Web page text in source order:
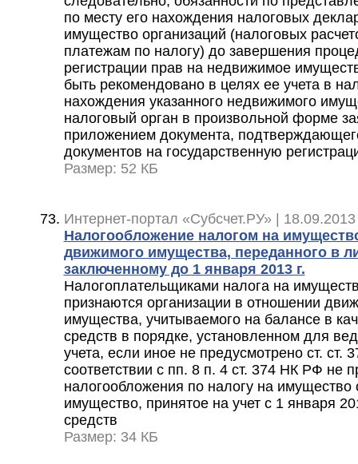
по месту его нахождения налоговых
имущество организаций (налоговых
платежам по налогу) до завершения
регистрации прав на недвижимое
быть рекомендовано в целях ее учета в
нахождения указанного недвижимого
налоговый орган в произвольной форме
приложением документа,
документов на государственную
Размер: 52 КБ
Интернет-портал «Субсчет.РУ» |
Налогообложение налогом на
движимого имущества, переданного в
заключенному до 1 января 2013 г.
Налогоплательщиками налога на
признаются организации в отношении
имущества, учитываемого на балансе в
средств в порядке, установленном для
учета, если иное не предусмотрено ст.
соответствии с пп. 8 п. 4 ст. 374 НК РФ не
налогообложения по налогу на
имущество, принятое на учет с 1 января
средств
Размер: 34 КБ